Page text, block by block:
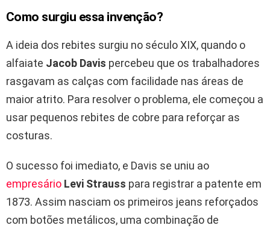
Como surgiu essa invenção?
A ideia dos rebites surgiu no século XIX, quando o
alfaiate Jacob Davis percebeu que os trabalhadores
rasgavam as calças com facilidade nas áreas de
maior atrito. Para resolver o problema, ele começou a
usar pequenos rebites de cobre para reforçar as
costuras.
O sucesso foi imediato, e Davis se uniu ao
empresário Levi Strauss para registrar a patente em
1873. Assim nasciam os primeiros jeans reforçados
com botões metálicos, uma combinação de